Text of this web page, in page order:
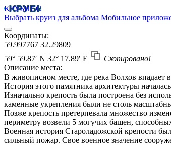
КРУБИСС
Выбрать круиз для альбома Мобильное
Координаты:
59.997767 32.29809
59° 59.87′ N 32° 17.89′ E
Скопировано!
Описание места:
В живописном месте, где река Волхов
История этого памятника архитектуры
Изначально крепость была построена без
каменные укрепления были не столь
Позже крепость претерпевала множество
периметру возвели 5 могучих башен,
Военная история Староладожской крепости
сильный пожар. Свое военное значение